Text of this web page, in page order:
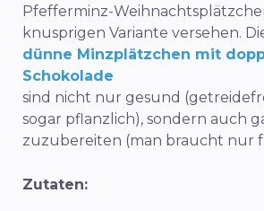
Pfefferminz-
knusprigen Variante versehen.
dünne Minzplätzchen mit
Schokolade
sind nicht nur gesund
sogar pflanzlich), sondern auch
zuzubereiten (man braucht nur
Zutaten: